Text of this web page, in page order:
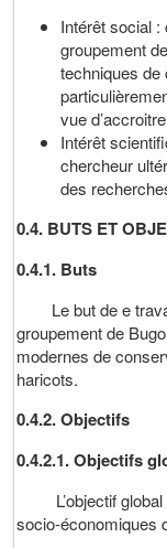
Intérêt social
groupement
techniques
vue
Intérêt
chercheur
des
0.4. BUTS ET
0.4.1. Buts
Le but de e
groupement de
modernes de
haricots.
0.4.2. Objectifs
0.4.2.1. Objectifs
L’objectif global
socio-économiques